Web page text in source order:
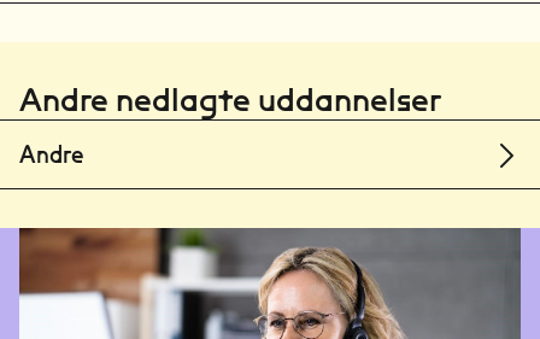
Andre nedlagte uddannelser
Andre